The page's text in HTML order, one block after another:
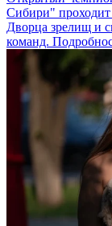
Сибири" проходит
Дворца зрелищ и
команд.